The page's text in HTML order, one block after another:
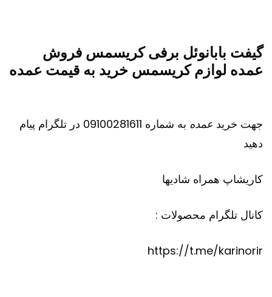
گیفت بابانوئل برفی کریسمس فروش
عمده لوازم کریسمس خرید به قیمت عمده
جهت خرید عمده
به شماره 09100281611 در تلگرام پیام
دهید
کاریشاپ همراه شادیها
کانال تلگرام محصولات :
https://t.me/karinorir